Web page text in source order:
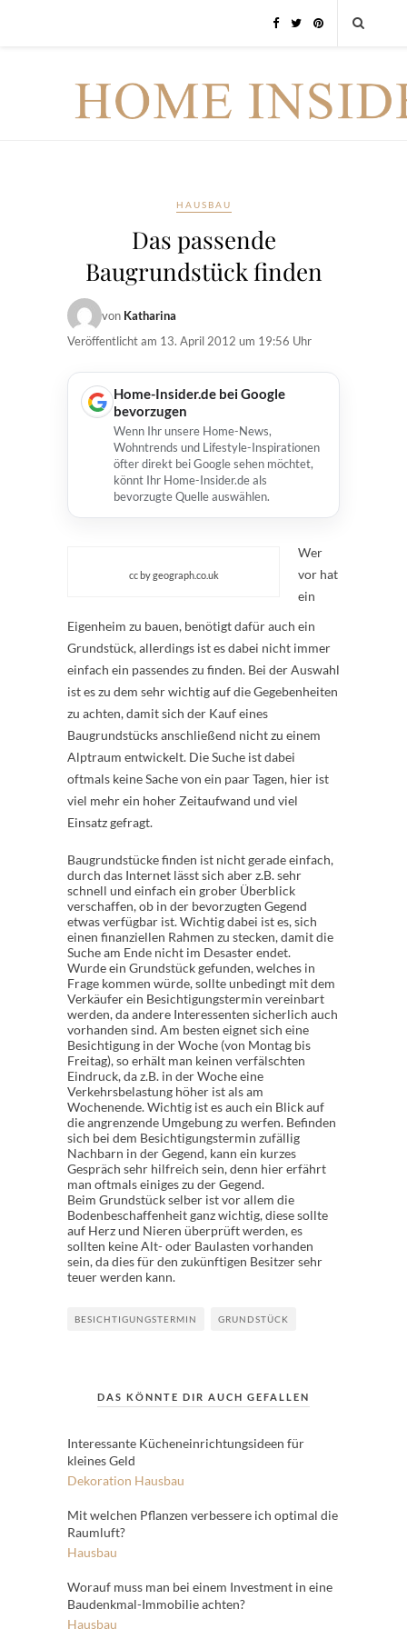
HAUSBAU
Das passende
Baugrundstück finden
von Katharina
Veröffentlicht am 13. April 2012 um 19:56 Uhr
Home-Insider.de bei Google
bevorzugen
Wenn Ihr unsere Home-News,
Wohntrends und Lifestyle-Inspirationen
öfter direkt bei Google sehen möchtet,
könnt Ihr Home-Insider.de als
bevorzugte Quelle auswählen.
cc by geograph.co.uk
Wer
vor hat
ein
Eigenheim zu bauen, benötigt dafür auch ein
Grundstück, allerdings ist es dabei nicht immer
einfach ein passendes zu finden. Bei der Auswahl
ist es zu dem sehr wichtig auf die Gegebenheiten
zu achten, damit sich der Kauf eines
Baugrundstücks anschließend nicht zu einem
Alptraum entwickelt. Die Suche ist dabei
oftmals keine Sache von ein paar Tagen, hier ist
viel mehr ein hoher Zeitaufwand und viel
Einsatz gefragt.
Baugrundstücke finden ist nicht gerade einfach,
durch das Internet lässt sich aber z.B. sehr
schnell und einfach ein grober Überblick
verschaffen, ob in der bevorzugten Gegend
etwas verfügbar ist. Wichtig dabei ist es, sich
einen finanziellen Rahmen zu stecken, damit die
Suche am Ende nicht im Desaster endet.
Wurde ein Grundstück gefunden, welches in
Frage kommen würde, sollte unbedingt mit dem
Verkäufer ein Besichtigungstermin vereinbart
werden, da andere Interessenten sicherlich auch
vorhanden sind. Am besten eignet sich eine
Besichtigung in der Woche (von Montag bis
Freitag), so erhält man keinen verfälschten
Eindruck, da z.B. in der Woche eine
Verkehrsbelastung höher ist als am
Wochenende. Wichtig ist es auch ein Blick auf
die angrenzende Umgebung zu werfen. Befinden
sich bei dem Besichtigungstermin zufällig
Nachbarn in der Gegend, kann ein kurzes
Gespräch sehr hilfreich sein, denn hier erfährt
man oftmals einiges zu der Gegend.
Beim Grundstück selber ist vor allem die
Bodenbeschaffenheit ganz wichtig, diese sollte
auf Herz und Nieren überprüft werden, es
sollten keine Alt- oder Baulasten vorhanden
sein, da dies für den zukünftigen Besitzer sehr
teuer werden kann.
BESICHTIGUNGSTERMIN GRUNDSTÜCK
DAS KÖNNTE DIR AUCH GEFALLEN
Interessante Kücheneinrichtungsideen für
kleines Geld
Dekoration Hausbau
Mit welchen Pflanzen verbessere ich optimal die
Raumluft?
Hausbau
Worauf muss man bei einem Investment in eine
Baudenkmal-Immobilie achten?
Hausbau